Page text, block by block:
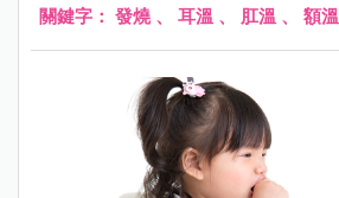
關鍵字： 發燒、 耳溫 、 肛溫 、 額溫